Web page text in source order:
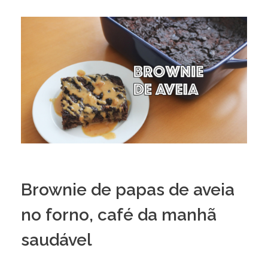
Brownie de papas de aveia
no forno, café da manhã
saudável